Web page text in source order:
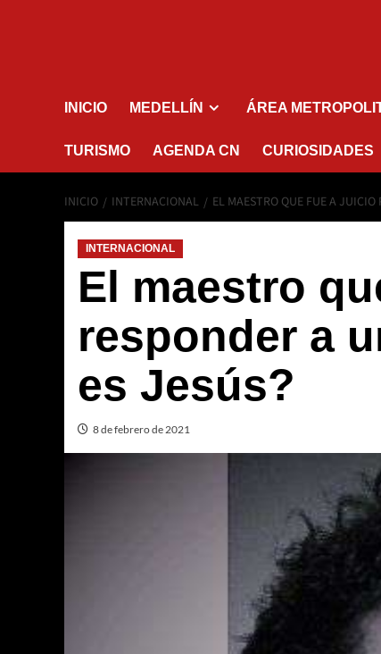
INICIO MEDELLÍN ÁREA
TURISMO AGENDA CN CURIOSIDADES
INICIO INTERNACIONAL EL MAESTRO QUE FUE A
INTERNACIONAL
El maestro
responder a
es Jesús?
8 de febrero de 2021